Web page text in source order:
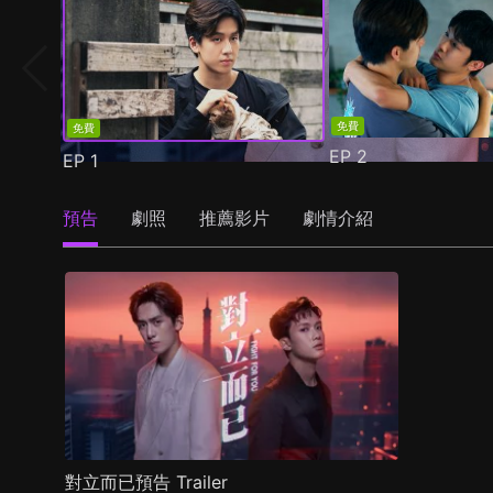
免費
EP 1
免費
EP2
預告 劇照 推薦影片 劇情介紹
對立而已預告 Trailer